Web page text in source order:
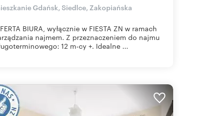
Gdańsk, Siedlce, Zakopiańska
BIURA, wyłącznie w FIESTA ZN w ramach
najmem. Z przeznaczeniem do najmu
12 m-cy +. Idealne ...